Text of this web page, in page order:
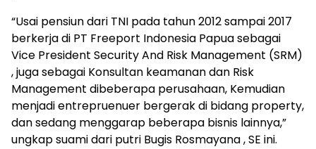
“Usai pensiun dari TNI pada tahun 2012 sampai 2017
berkerja di PT Freeport Indonesia Papua sebagai
Vice President Security And Risk Management (SRM)
, juga sebagai Konsultan keamanan dan Risk
Management dibeberapa perusahaan, Kemudian
menjadi entrepruenuer bergerak di bidang property,
dan sedang menggarap beberapa bisnis lainnya,”
ungkap suami dari putri Bugis Rosmayana , SE ini.